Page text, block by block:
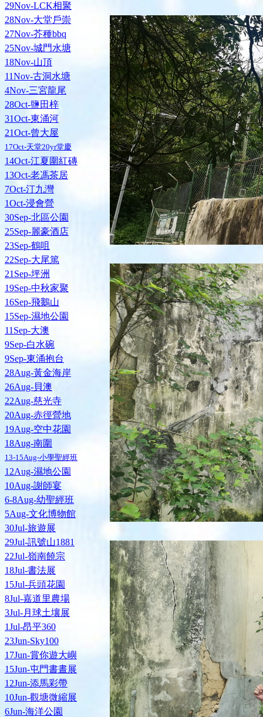
29Nov-LCK相聚
28Nov-大堂戶崇
27Nov-芥種bbq
25Nov-城門水塘
18Nov-山頂
11Nov-古洞水塘
4Nov-三宮龍尾
28Oct-鹽田梓
31Oct-東涌河
21Oct-曾大屋
17Oct-天堂20yr堂慶
14Oct-江夏圍紅磚
13Oct-老馮茶居
7Oct-汀九灣
1Oct-浸會營
30Sep-北區公園
25Sep-麗豪酒店
23Sep-鶴咀
22Sep-大尾篤
21Sep-坪洲
19Sep-中秋家聚
16Sep-飛鵝山
15Sep-濕地公園
11Sep-大澳
9Sep-白水碗
9Sep-東涌抱台
28Aug-黃金海岸
26Aug-貝澳
22Aug-慈光寺
20Aug-赤徑營地
19Aug-空中花園
18Aug-南圍
13-15Aug-小學聖經班
12Aug-濕地公園
10Aug-謝師宴
6-8Aug-幼聖經班
5Aug-文化博物館
30Jul-旅遊展
29Jul-訊號山1881
22Jul-嶺南饒宗
18Jul-書法展
15Jul-兵頭花園
8Jul-嘉道里農場
3Jul-月球土壤展
1Jul-昂平360
23Jun-Sky100
17Jun-賞你遊大嶼
15Jun-屯門書晝展
12Jun-添馬彩帶
10Jun-觀塘微縮展
6Jun-海洋公園